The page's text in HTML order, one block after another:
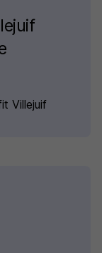
Villejuif